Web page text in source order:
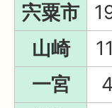
宍粟市
山崎
一宮